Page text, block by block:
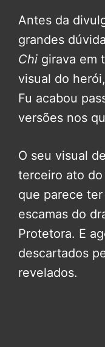
Antes da
grandes
Chi girava em
visual do
Fu acabou
versões nos
O seu visual
terceiro ato
que parece
escamas do
Protetora. E
descartados
revelados.